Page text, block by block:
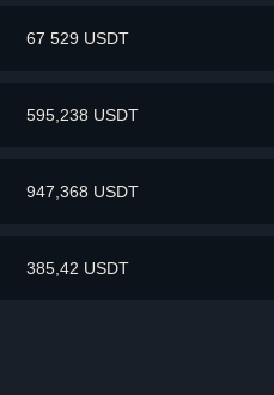
67 529 USDT
595,238 USDT
947,368 USDT
385,42 USDT